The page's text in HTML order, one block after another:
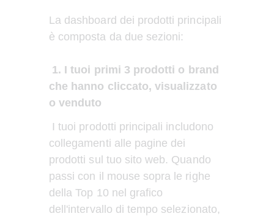
La dashboard dei prodotti principali
è composta da due sezioni:
1. I tuoi primi 3 prodotti o brand
che hanno cliccato, visualizzato
o venduto
collegamenti alle pagine dei
prodotti sul tuo sito web. Quando
passi con il mouse sopra le righe
della Top 10 nel grafico
dell'intervallo di tempo selezionato,